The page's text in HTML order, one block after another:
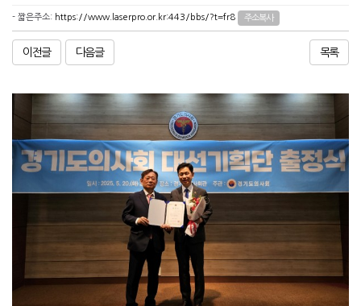
- 짧은주소: https://www.laserpro.or.kr:443/bbs/?t=fr8 주소복사
이전글 다음글 목록